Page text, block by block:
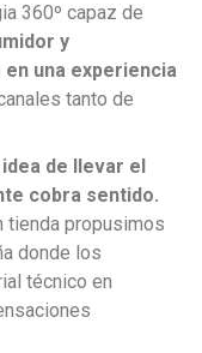
360º capaz de
y
una experiencia
tanto de
idea de llevar el
cobra sentido.
tienda propusimos
donde los
técnico en